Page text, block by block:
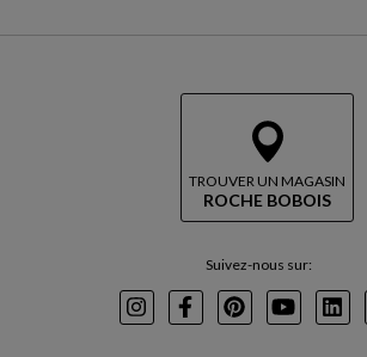
TROUVER UN MAGASIN
ROCHE BOBOIS
Suivez-nous sur:
InstagramFacebookPinterest
Youtube